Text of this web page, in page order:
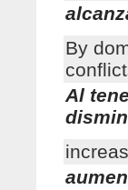
By
Al